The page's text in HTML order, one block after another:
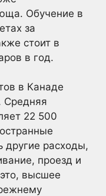
Обучение в
за
стоит в
в год.
в Канаде
Средняя
22 500
другие расходы,
проезд и
высшее